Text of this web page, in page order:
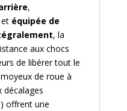
,
et équipée de
, la
aux chocs
de libérer tout le
de roue à
décalages
offrent une